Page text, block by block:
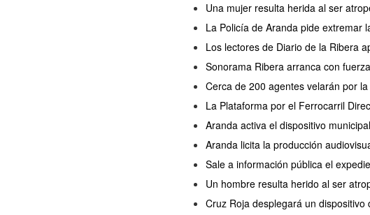
Una mujer resulta herida al ser
La Policía de Aranda pide extremar
Los lectores de Diario de la Ribera
Sonorama Ribera arranca con fuerza
Cerca de 200 agentes velarán por
La Plataforma por el Ferrocarril
Aranda activa el dispositivo
Aranda licita la producción
Sale a información pública el
Un hombre resulta herido al ser
Cruz Roja desplegará un